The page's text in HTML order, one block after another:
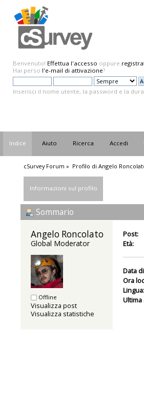
Benvenuto! Effettua l'accesso oppure
Hai perso l'e-mail di attivazione?
Inserisci il nome utente, la password e la
Indice Aiuto Ricerca Accedi
cSurvey Forum » Profilo di Angelo
Informazioni sul profilo
Sommario
Global Moderator
Offline
Visualizza post
Visualizza statistiche
Post:
Età:
Data
Ora
Lingua:
Ultima